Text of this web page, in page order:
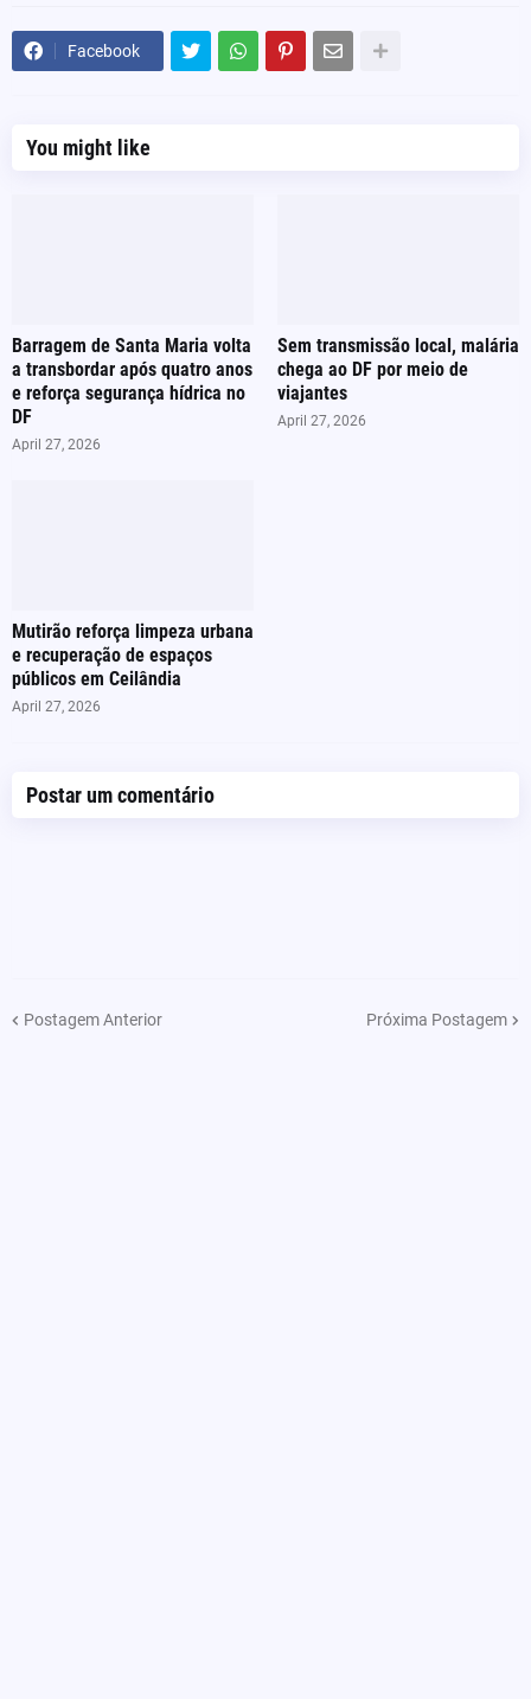
Facebook
You might like
Barragem de Santa Maria volta
a transbordar após quatro anos
e reforça segurança hídrica no
DF
April 27, 2026
Sem transmissão local, malária
chega ao DF por meio de
viajantes
April 27, 2026
Mutirão reforça limpeza urbana
e recuperação de espaços
públicos em Ceilândia
April 27, 2026
Postar um comentário
Postagem Anterior Próxima Postagem